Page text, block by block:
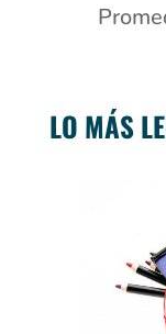
LO MÁS